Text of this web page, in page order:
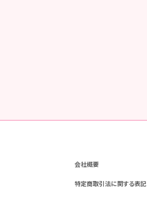
会社概要
特定商取引法に関する表記